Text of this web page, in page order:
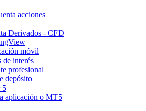
acciones
Derivados - CFD
móvil
de interés
profesional
depósito
5
aplicación o MT5